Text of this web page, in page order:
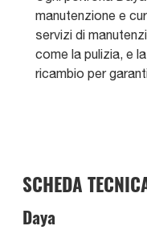
manutenzione e
servizi di
come la pulizia, e
ricambio per
SCHEDA
Daya